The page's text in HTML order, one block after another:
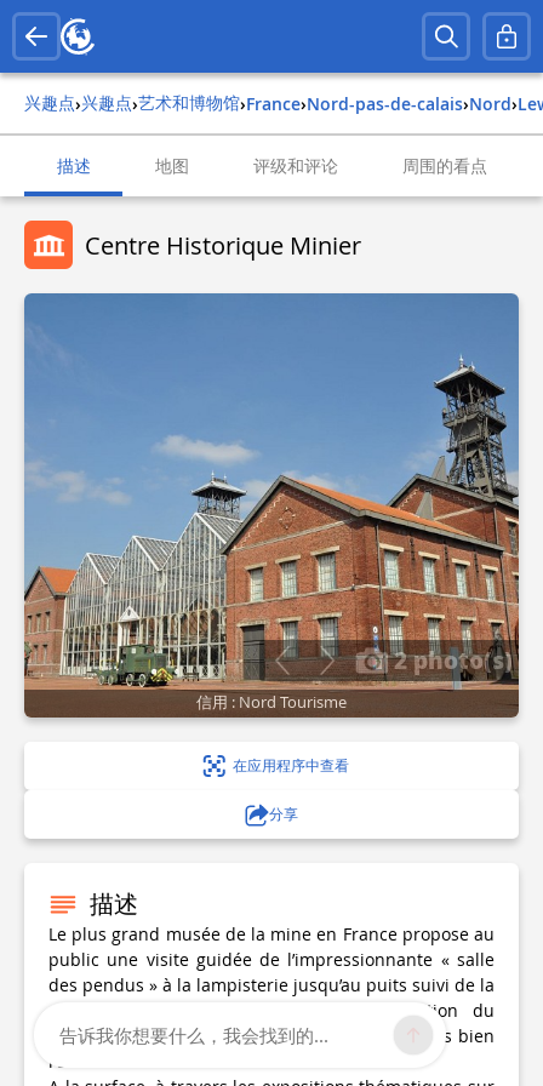
兴趣点› 兴趣点› 艺术和博物馆› france› nord-pas-de-calais› nord›
描述 地图 评级和评论 周围的看点
Centre Historique Minier
2 photo(s)
信用 : Nord Tourisme
在应用程序中查看
分享
描述
Le plus grand musée de la mine en France propose au
public une visite guidée de l’impressionnante « salle
des pendus » à la lampisterie jusqu’au puits suivi de la
« descente » dans les chantiers d’extraction du
charbon;les visiteurs sont plongés dans l’univers bien
réel de la mine.
告诉我你想要什么，我会找到的...